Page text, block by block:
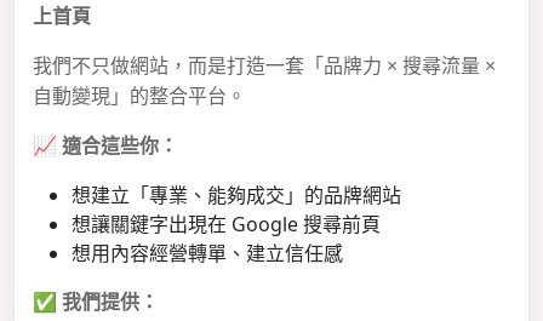
上首頁
我們不只做網站，而是打造一套「品牌力 × 搜尋流量 ×
自動變現」的整合平台。
📈 適合這些你：
想建立「專業、能夠成交」的品牌網站
想讓關鍵字出現在 Google 搜尋前頁
想用內容經營轉單、建立信任感
✅ 我們提供：